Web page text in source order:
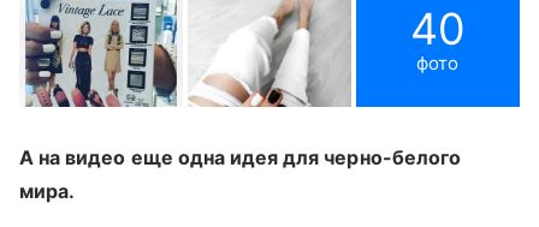
40
фото
А на видео еще одна идея для черно-белого
мира.